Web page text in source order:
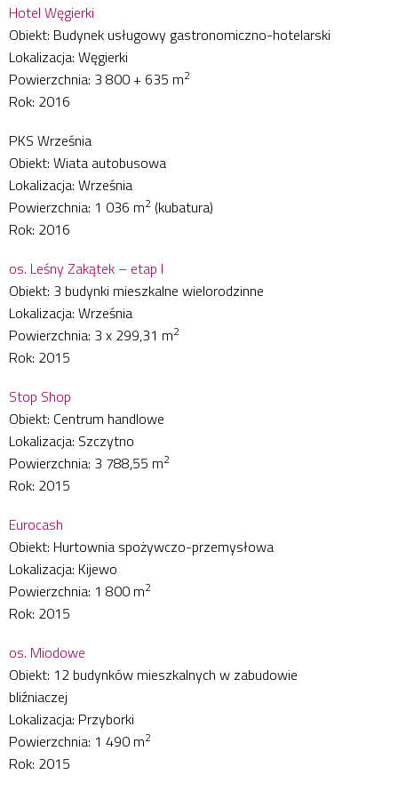
Hotel Węgierki
Obiekt: Budynek usługowy gastronomiczno-hotelarski
Lokalizacja: Węgierki
Powierzchnia: 3 800 + 635 m2
Rok: 2016
PKS Września
Obiekt: Wiata autobusowa
Lokalizacja: Września
Powierzchnia: 1 036 m2 (kubatura)
Rok: 2016
os. Leśny Zakątek – etap I
Obiekt: 3 budynki mieszkalne wielorodzinne
Lokalizacja: Września
Powierzchnia: 3 x 299,31 m2
Rok: 2015
Stop Shop
Obiekt: Centrum handlowe
Lokalizacja: Szczytno
Powierzchnia: 3 788,55 m2
Rok: 2015
Eurocash
Obiekt: Hurtownia spożywczo-przemysłowa
Lokalizacja: Kijewo
Powierzchnia: 1 800 m2
Rok: 2015
os. Miodowe
Obiekt: 12 budynków mieszkalnych w zabudowie
bliźniaczej
Lokalizacja: Przyborki
Powierzchnia: 1 490 m2
Rok: 2015